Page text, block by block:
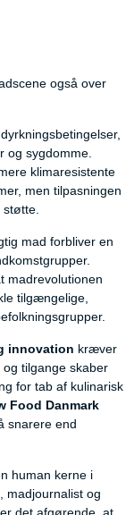
også over
og sygdomme.
klimaresistente
men tilpasningen
mad forbliver en
madrevolutionen
tilgængelige,
innovation kræver
tilgange skaber
for tab af kulinarisk
Food Danmark
snarere end
human kerne i
, madjournalist og